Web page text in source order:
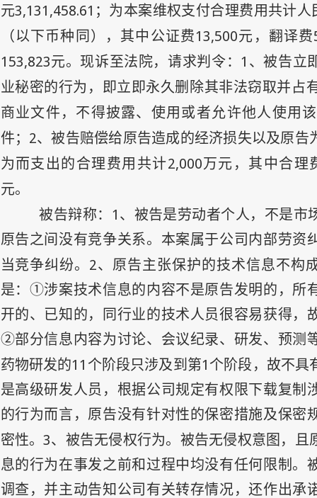
元3,131,458.61 ；为本案维权支付合理费用共计人
（以下币种同），其中公证费13,500元，翻译费
153,823元。现诉至法院，请求判令： 1 、被告立
业秘密的行为，即立即永久删除其非法窃取并占
商业文件，不得披露、使用或者允许他人使用该
件； 2、被告赔偿给原告造成的经济损失以及原告
为而支出的合理费用共计2,000万元，其中合理
元。
被告辩称：
1 、被告是劳动者个人，不是市
原告之间没有竞争关系。本案属于公司内部劳资
当竞争纠纷。 2、原告主张保护的技术信息不构
是：①涉案技术信息的内容不是原告发明的，所
开的、已知的，同行业的技术人员很容易获得，
②部分信息内容为讨论、会议纪录、研发、预测
药物研发的11 个阶段只涉及到第1 个阶段，故不
是高级研发人员，根据公司规定有权限下载复制
的行为而言，原告没有针对性的保密措施及保密
密性。3、被告无侵权行为。被告无侵权意图，且
息的行为在事发之前和过程中均没有任何限制。
调查，并主动告知公司有关转存情况，还作出承